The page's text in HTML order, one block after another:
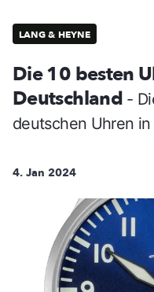
LANG & HEYNE
Die 10 besten
Deutschland -
deutschen Uhren
4. Jan 2024